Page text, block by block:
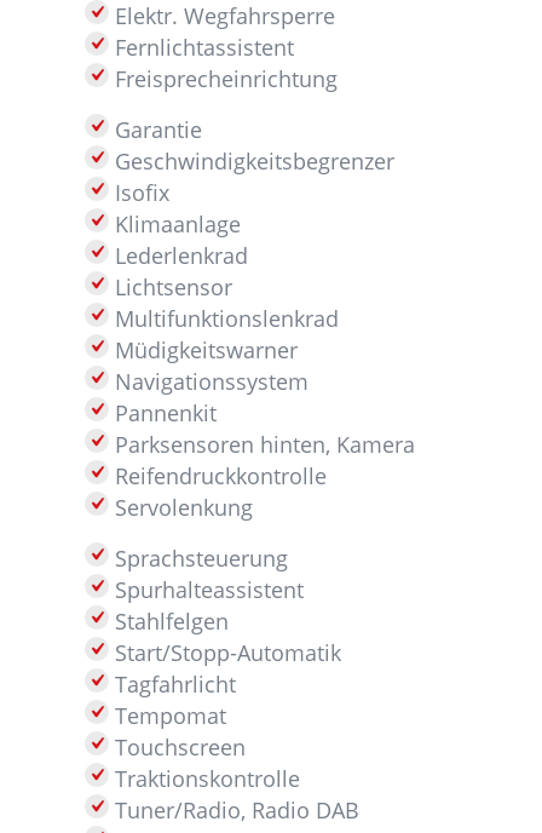
Elektr. Wegfahrsperre
Fernlichtassistent
Freisprecheinrichtung
Garantie
Geschwindigkeitsbegrenzer
Isofix
Klimaanlage
Lederlenkrad
Lichtsensor
Multifunktionslenkrad
Müdigkeitswarner
Navigationssystem
Pannenkit
Parksensoren hinten, Kamera
Reifendruckkontrolle
Servolenkung
Sprachsteuerung
Spurhalteassistent
Stahlfelgen
Start/Stopp-Automatik
Tagfahrlicht
Tempomat
Touchscreen
Traktionskontrolle
Tuner/Radio, Radio DAB